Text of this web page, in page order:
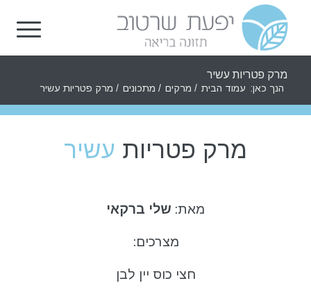
מרק פטריות עשיר
הנך כאן: עמוד הבית / מרקים / מתכונים / מרק פטריות עשיר
מרק פטריות עשיר
מאת: שלי ברקאי
מצרכים:
חצי כוס יין לבן